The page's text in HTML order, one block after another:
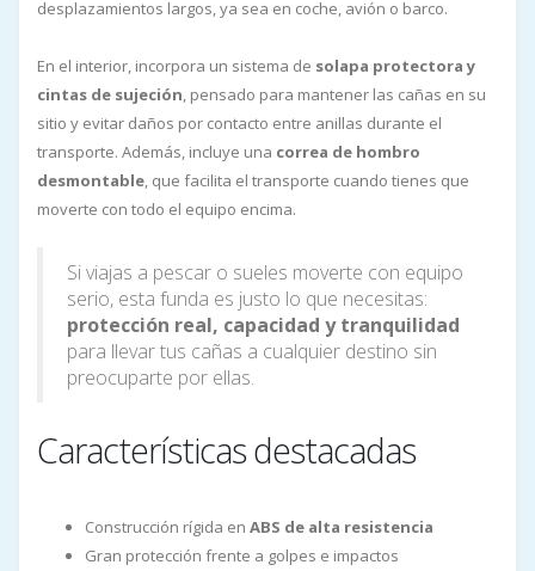
desplazamientos largos, ya sea en coche, avión o barco.
En el interior, incorpora un sistema de solapa protectora y
cintas de sujeción, pensado para mantener las cañas en su
sitio y evitar daños por contacto entre anillas durante el
transporte. Además, incluye una correa de hombro
desmontable, que facilita el transporte cuando tienes que
moverte con todo el equipo encima.
Si viajas a pescar o sueles moverte con equipo
serio, esta funda es justo lo que necesitas:
protección real, capacidad y tranquilidad
para llevar tus cañas a cualquier destino sin
preocuparte por ellas.
Características destacadas
Construcción rígida en ABS de alta resistencia
Gran protección frente a golpes e impactos